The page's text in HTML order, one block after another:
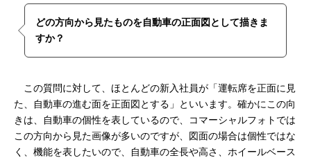
どの方向から見たものを自動車の正面図として描きま
すか？
この質問に対して、ほとんどの新入社員が「運転席を正面に見
た、自動車の進む面を正面図とする」といいます。確かにこの向
きは、自動車の個性を表しているので、コマーシャルフォトでは
この方向から見た画像が多いのですが、図面の場合は個性ではな
く、機能を表したいので、自動車の全長や高さ、ホイールベース